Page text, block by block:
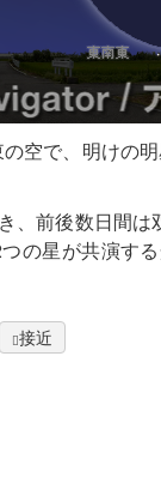
空で、明けの
、前後数日間
の星が共演する
接近